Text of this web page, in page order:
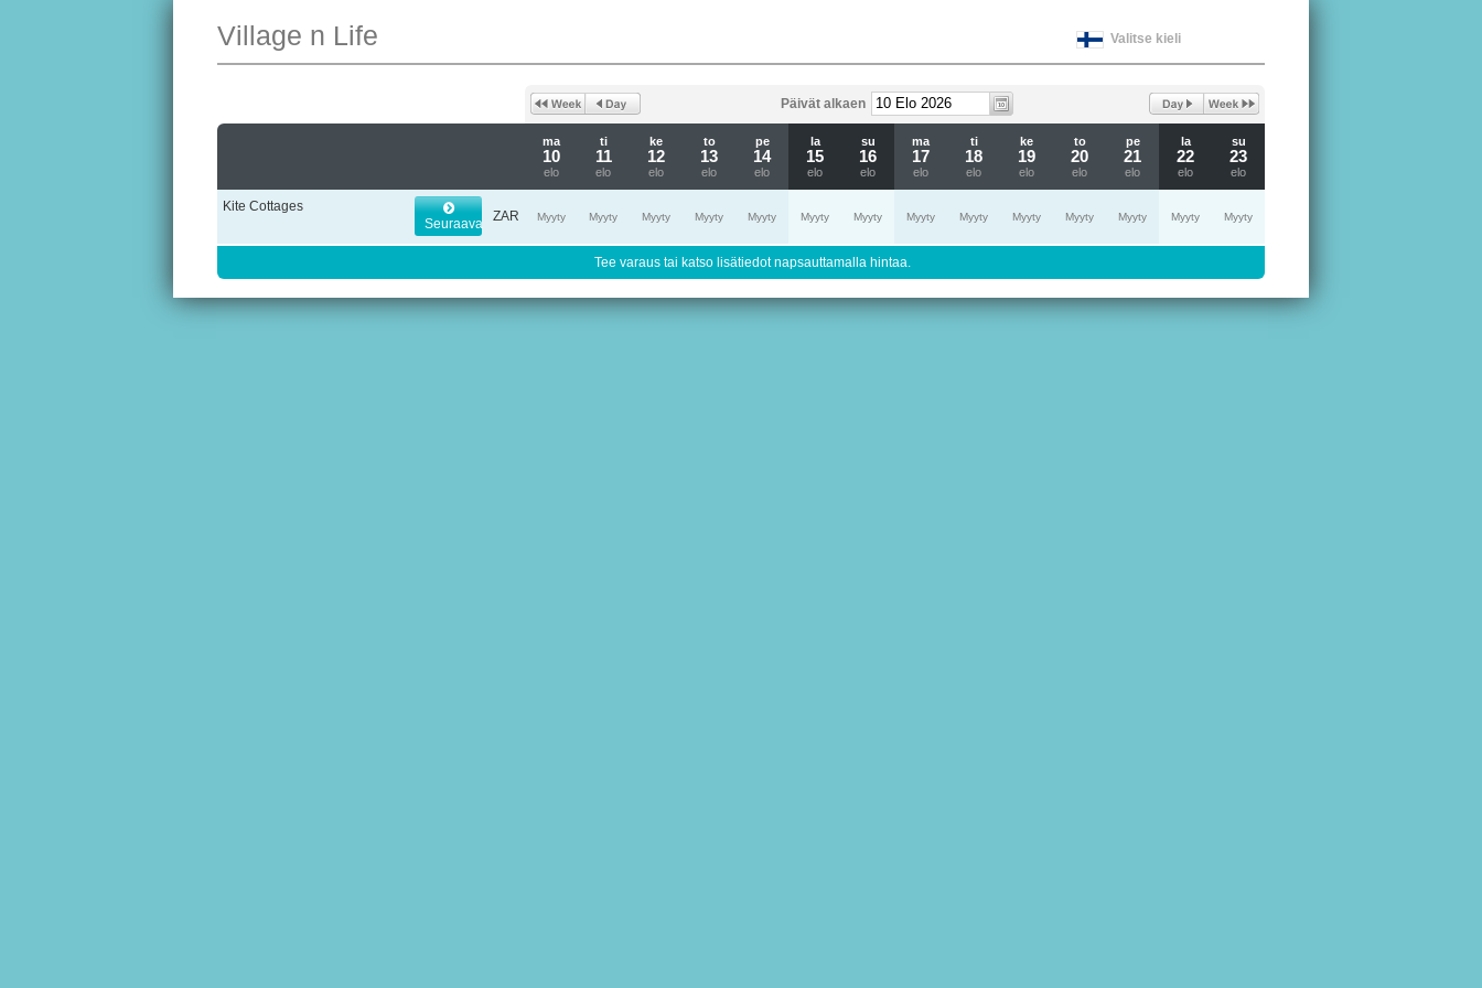
Valitse kieli
Village n Life
Päivät alkaen
ma
10
elo
ti
11
elo
ke
12
elo
to
13
elo
pe
14
elo
la
15
elo
su
16
elo
ma
17
elo
ti
18
elo
ke
19
elo
to
20
elo
pe
21
elo
la
22
elo
su
23
elo
Kite Cottages
Seuraava
ZAR Myyty Myyty Myyty Myyty Myyty Myyty Myyty Myyty Myyty Myyty Myyty Myyty Myyty Myyty
Tee varaus tai katso lisätiedot napsauttamalla hintaa.